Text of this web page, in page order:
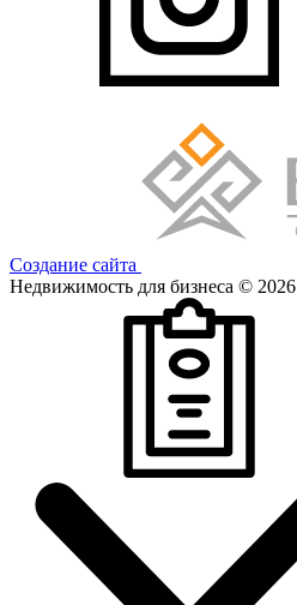
Создание сайта
Недвижимость для бизнеса © 2026